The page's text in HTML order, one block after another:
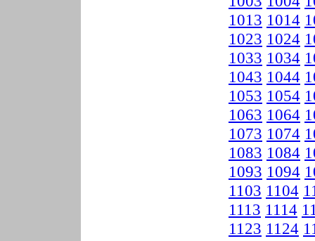
1013 1014
1023 1024
1033 1034
1043 1044
1053 1054
1063 1064
1073 1074
1083 1084
1093 1094
1103 1104
1113 1114
1123 1124